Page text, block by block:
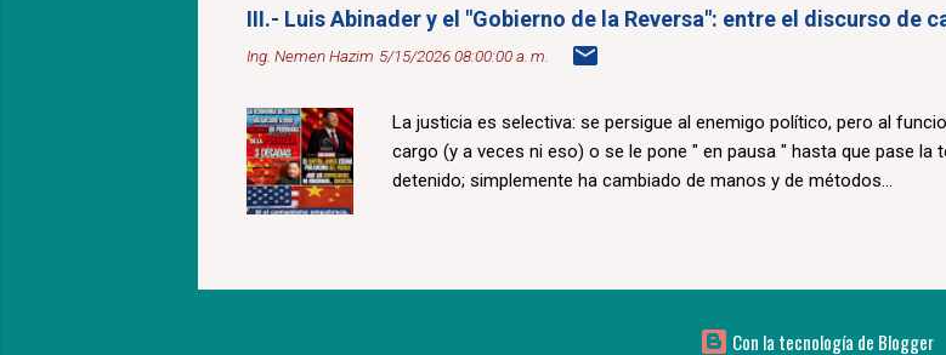
III.- Luis Abinader y el "Gobierno de la Reversa": entre el discurso de
Ing. Nemen Hazim 5/15/2026 08:00:00 a. m.
La justicia es selectiva: se persigue al enemigo político, pero al
cargo (y a veces ni eso) o se le pone " en pausa " hasta que pase
detenido; simplemente ha cambiado de manos y de métodos...
Con la tecnología de Blogger